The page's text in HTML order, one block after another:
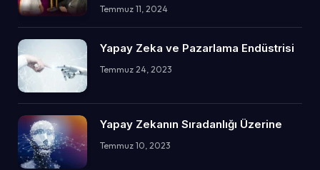
Temmuz 11, 2024
Yapay Zeka ve Pazarlama Endüstrisi
Temmuz 24, 2023
Yapay Zekanın Sıradanlığı Üzerine
Temmuz 10, 2023